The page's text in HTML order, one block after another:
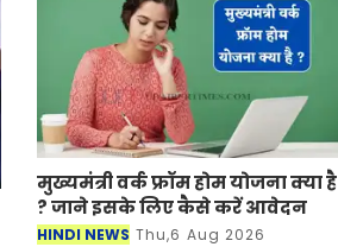
मुख्यमंत्री वर्क फ्रॉम होम योजना क्या है
? जाने इसके लिए कैसे करें आवेदन
HINDI NEWS Thu,6 Aug 2026